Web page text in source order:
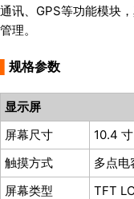
通讯、GPS等功能模块
管理。
规格参数
显示屏
屏幕尺寸
10.4
触摸方式
多点电
屏幕类型
TFT